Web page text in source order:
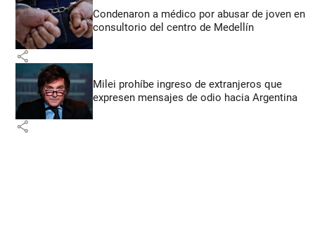
Condenaron a médico por abusar de joven en
consultorio del centro de Medellín
share
Milei prohíbe ingreso de extranjeros que
expresen mensajes de odio hacia Argentina
share